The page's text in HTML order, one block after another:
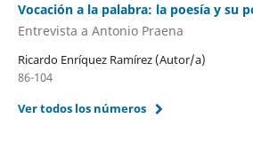
Vocación a la palabra: la poesía y su
Entrevista a Antonio Praena
Ricardo Enríquez Ramírez (Autor/a)
86-104
Ver todos los números